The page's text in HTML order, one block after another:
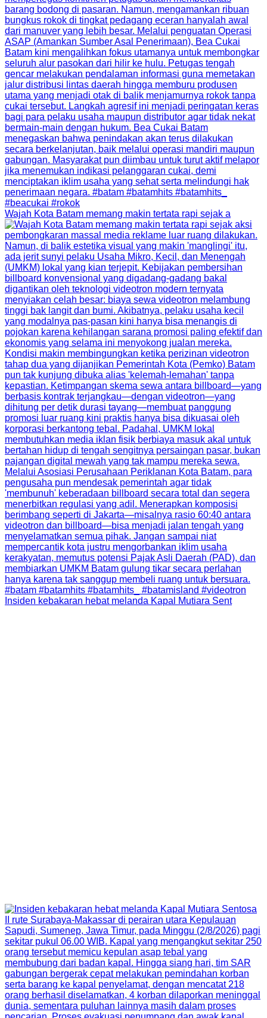
Wajah Kota Batam memang makin tertata rapi sejak a
Insiden kebakaran hebat melanda Kapal Mutiara Sent